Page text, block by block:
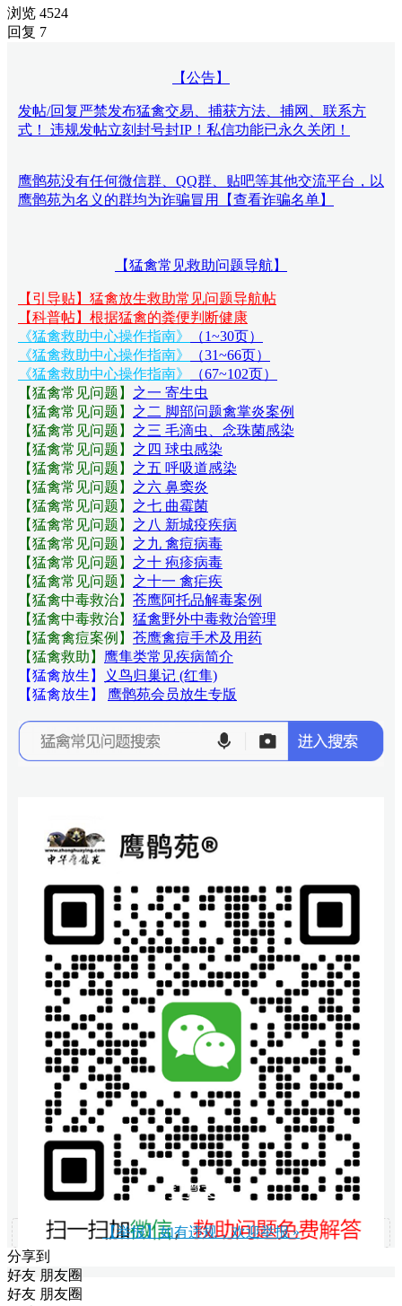
浏览 4524
回复 7
【公告】
发帖/回复严禁发布猛禽交易、捕获方法、捕网、联系方
式！ 违规发帖立刻封号封IP！私信功能已永久关闭！
鹰鹘苑没有任何微信群、QQ群、贴吧等其他交流平台，以
鹰鹘苑为名义的群均为诈骗冒用【查看诈骗名单】
【猛禽常见救助问题导航】
【引导贴】猛禽放生救助常见问题导航帖
【科普帖】根据猛禽的粪便判断健康
《猛禽救助中心操作指南》
（1~30页）
《猛禽救助中心操作指南》
（31~66页）
《猛禽救助中心操作指南》
（67~102页）
【猛禽常见问题 】 之一 寄生虫
【猛禽常见问题 】 之二 脚部问题禽掌炎案例
【猛禽常见问题 】 之三 毛滴虫、念珠菌感染
【猛禽常见问题 】 之四 球虫感染
【猛禽常见问题 】 之五 呼吸道感染
【猛禽常见问题 】 之六 鼻窦炎
【猛禽常见问题 】 之七 曲霉菌
【猛禽常见问题 】 之八 新城疫疾病
【猛禽常见问题 】 之九 禽痘病毒
【猛禽常见问题 】 之十 疱疹病毒
【猛禽常见问题 】 之十一 禽疟疾
【猛禽中毒救治】 苍鹰阿托品解毒案例
【猛禽中毒救治】 猛禽野外中毒救治管理
【猛禽禽痘案例】 苍鹰禽痘手术及用药
【猛禽救助】 鹰隼类常见疾病简介
【猛禽放生】
义鸟归巢记 (红隼)
【猛禽放生】
鹰鹘苑会员放生专版
打赏支持
【举报】如有违规，欢迎举报 »
分享到
好友 朋友圈
好友 朋友圈